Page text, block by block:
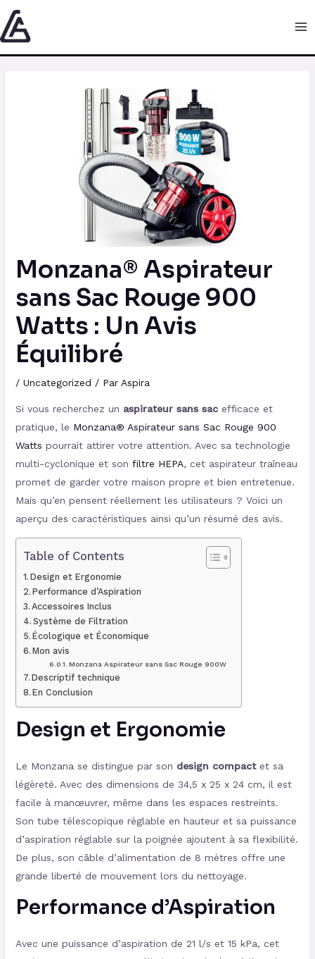
Aller
au
contenu
Monzana® Aspirateur
sans Sac Rouge 900
Watts : Un Avis
Équilibré
/ Uncategorized / Par Aspira
Si vous recherchez un aspirateur sans sacefficace et
pratique, le Monzana® Aspirateur sans Sac Rouge 900
Watts pourrait attirer votre attention. Avec sa technologie
multi-cyclonique et son filtre HEPA, cet aspirateur traîneau
promet de garder votre maison propre et bien entretenue.
Mais qu’en pensent réellement les utilisateurs ? Voici un
aperçu des caractéristiques ainsi qu’un résumé des avis.
Table of Contents
Design et Ergonomie
Performance d’Aspiration
Accessoires Inclus
Système de Filtration
Écologique et Économique
Mon avis
Monzana Aspirateur sans Sac Rouge 900W
Descriptif technique
En Conclusion
Design et Ergonomie
Le Monzana se distingue par son design compactet sa
légèreté. Avec des dimensions de 34,5 x 25 x 24 cm, il est
facile à manœuvrer, même dans les espaces restreints.
Son tube télescopique réglable en hauteur et sa puissance
d’aspiration réglable sur la poignée ajoutent à sa flexibilité.
De plus, son câble d’alimentation de 8 mètres offre une
grande liberté de mouvement lors du nettoyage.
Performance d’Aspiration
Avec une puissance d’aspiration de 21 l/s et 15 kPa, cet